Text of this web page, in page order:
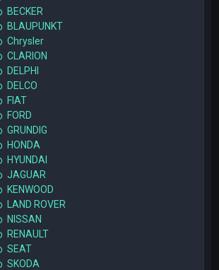
BECKER
BLAUPUNKT
Chrysler
CLARION
DELPHI
DELCO
FIAT
FORD
GRUNDIG
HONDA
HYUNDAI
JAGUAR
KENWOOD
LAND ROVER
NISSAN
RENAULT
SEAT
SKODA